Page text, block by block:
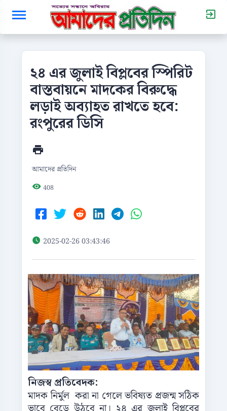
২৪ এর জুলাই বিপ্লবের স্পিরিট
বাস্তবায়নে মাদকের বিরুদ্ধে
লড়াই অব্যাহত রাখতে হবে:
রংপুরের ডিসি
আমাদের প্রতিদিন
408
2025-02-26 03:43:46
নিজস্ব প্রতিবেদক:
মাদক নির্মুল করা না গেলে ভবিষ্যত প্রজন্ম সঠিক